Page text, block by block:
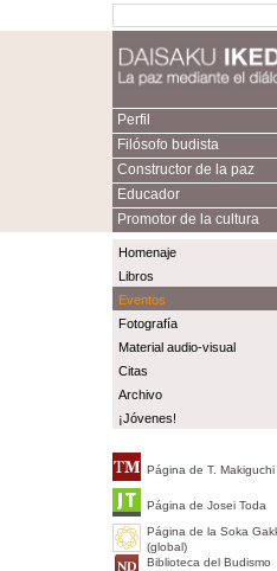
Perfil
Filósofo budista
Constructor de la paz
Educador
Promotor de la cultura
Homenaje
Libros
Eventos
Fotografía
Material audio-visual
Citas
Archivo
¡Jóvenes!
Página de T. Makiguchi
Página de Josei Toda
Página de la Soka
(global)
Biblioteca del Budismo